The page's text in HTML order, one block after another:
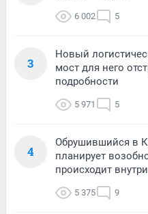
6 002 5
3
Новый
мост для него
подробности
5 971 5
4
Обрушившийся в
планирует
происходит внутри
5 375 9